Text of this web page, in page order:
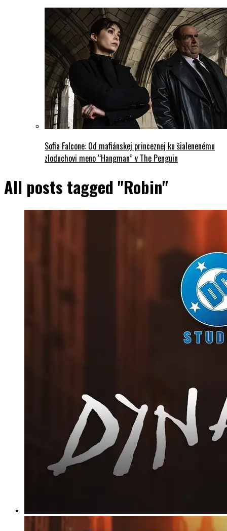
Sofia Falcone: Od mafiánskej princeznej ku šialenenému
zloduchovi meno “Hangman” v The Penguin
All posts tagged "Robin"